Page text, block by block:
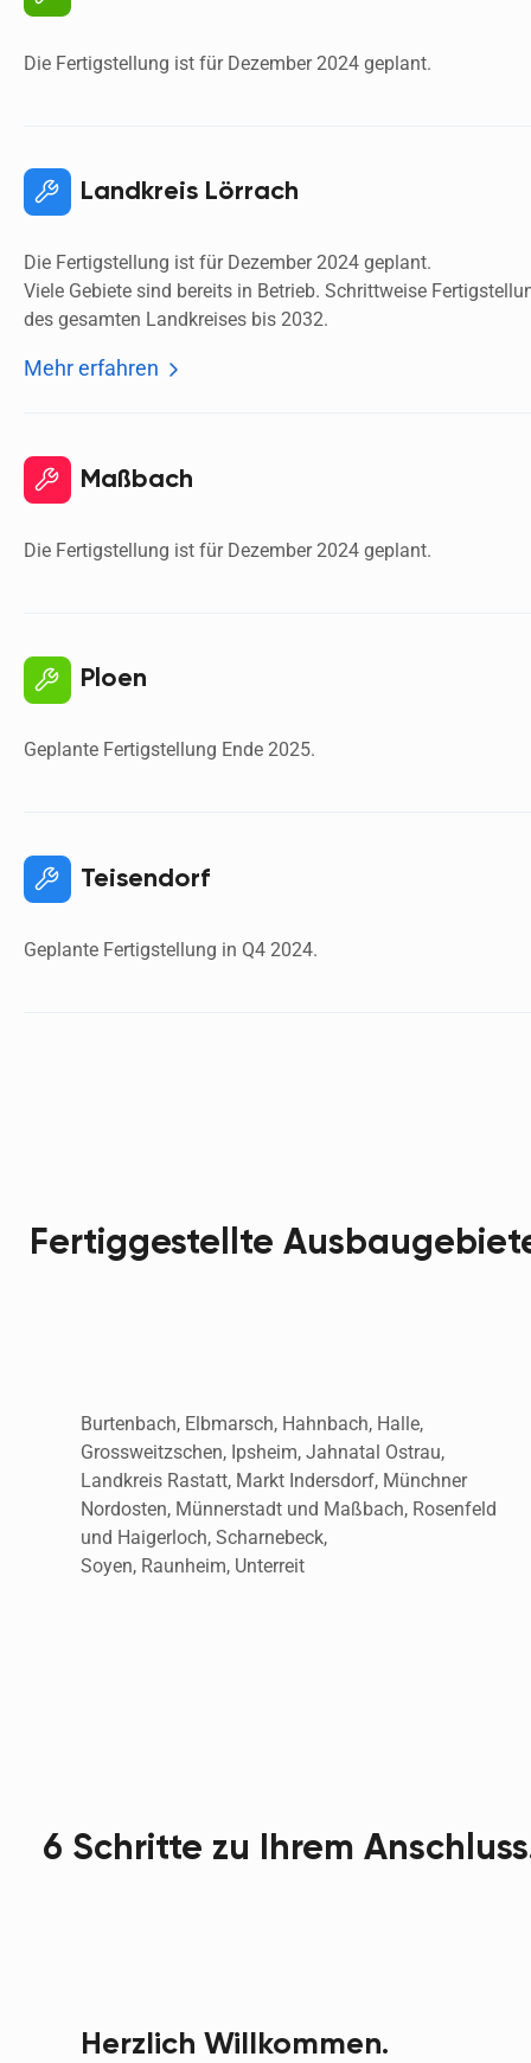
Die Fertigstellung ist für Dezember 2024 geplant.
Landkreis Lörrach
Die Fertigstellung ist für Dezember 2024 geplant.
Viele Gebiete sind bereits in Betrieb. Schrittweise
des gesamten Landkreises bis 2032.
Mehr erfahren
Maßbach
Die Fertigstellung ist für Dezember 2024 geplant.
Ploen
Geplante Fertigstellung Ende 2025.
Teisendorf
Geplante Fertigstellung in Q4 2024.
Fertiggestellte
Burtenbach, Elbmarsch, Hahnbach, Halle,
Grossweitzschen, Ipsheim, Jahnatal Ostrau,
Landkreis Rastatt, Markt Indersdorf, Münchner
Nordosten, Münnerstadt und Maßbach, Rosenfeld
und Haigerloch, Scharnebeck,
Soyen, Raunheim, Unterreit
6 Schritte zu Ihrem
Herzlich Willkommen.